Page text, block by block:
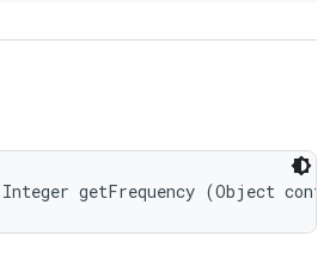
getFrequency (Object